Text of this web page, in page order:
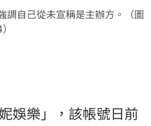
調自己從未宣稱是主辦方。（圖
娛樂」，該帳號日前